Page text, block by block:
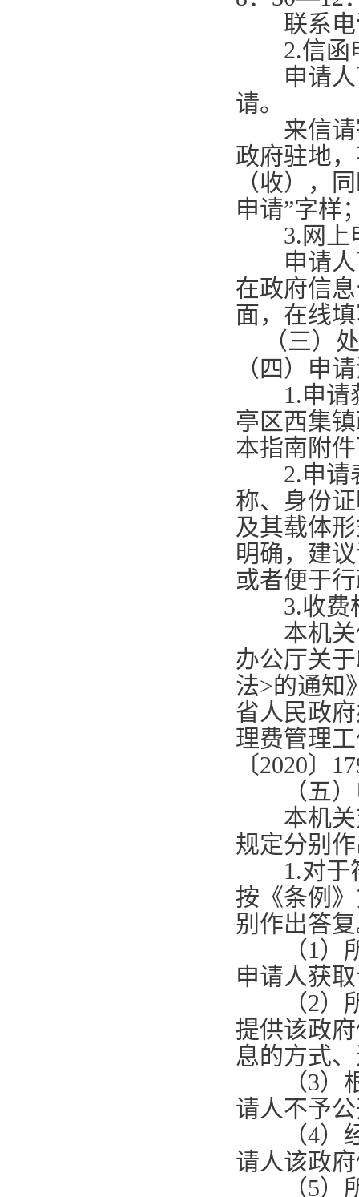
联系电
2.信函
申请人
请。
来信请
政府驻地
（收），
申请”字样
3. 网上
申请人
在政府信
面，在线
（三）
（四）申
1.申请
亭区西集
本指南附
2.申请
称、身份
及其载体
明确，建
或者便于
3.收费
本机关
办公厅关
法>的通知
省人民政
理费管理
〔2020〕
（五）
本机关
规定分别
1.对于
按《条例
别作出答
（1 ）
申请人获
（2）
提供该政
息的方式
（3）
请人不予
（4）
请人该政
（5）